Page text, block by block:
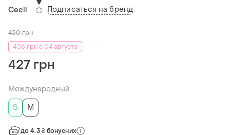
Cecil Подписаться на бренд
450грн
406 грн с 04 августа
427 грн
Международный
S
M
до 4.3 ₴ бонусних